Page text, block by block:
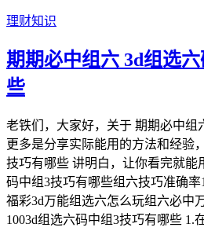
理财知识
期期必中组六 3d组选
些
老铁们，大家好，关于 期期必中组
更多是分享实际能用的方法和经验
技巧有哪些 讲明白，让你看完就能
码中组3技巧有哪些组六技巧准确
福彩3d万能组选六怎么玩组六必中
1003d组选六码中组3技巧有哪些 1.